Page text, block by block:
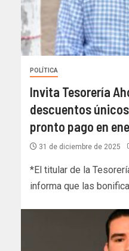
POLÍTICA
Invita Tesorería
descuentos
pronto pago en
31 de diciembre de 2025
*El titular de la
informa que las